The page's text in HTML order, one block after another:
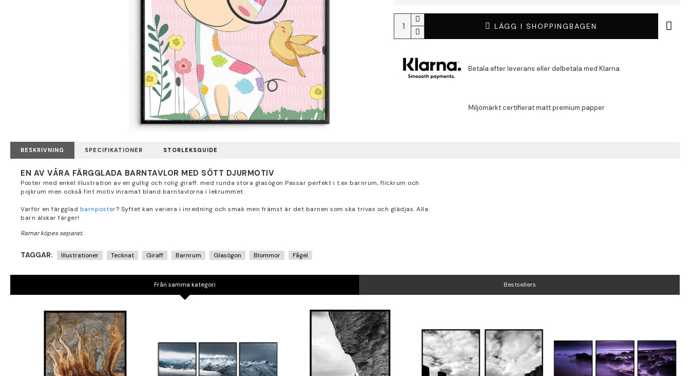
LÄGG I SHOPPINGBAGEN
BESKRIVNING SPECIFIKATIONER STORLEKSGUIDE
EN AV VÅRA FÄRGGLADA BARNTAVLOR MED SÖTT DJURMOTIV
Poster med enkel illustration av en gullig och rolig giraff. med runda stora glasögon Passar perfekt i t.ex barnrum, flickrum och
pojkrum men också fint motiv inramat bland barntavlorna i lekrummet.
Varför en färgglad barnposter? Syftet kan variera i inredning och smak men främst är det barnen som ska trivas och glädjas. Alla
barn älskar färger!
TAGGAR: Illustrationer Tecknat Giraff Barnrum Glasögon Blommor Fågel
Från samma kategori Bestsellers